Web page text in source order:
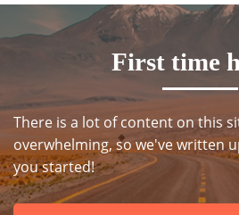
When
Born?
The Laws of
Wormwood
and Dung
First time
There is a lot of content on this
overwhelming, so we've written
you started!